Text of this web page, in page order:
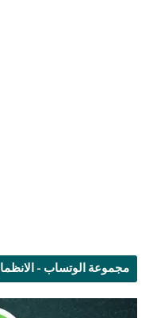
مجموعة الوتساب -